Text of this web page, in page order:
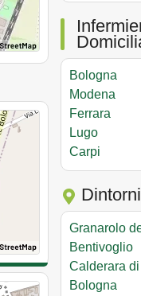
Bologna
Modena
Ferrara
Lugo
Carpi
Granarolo
Bentivoglio
Calderara
Bologna